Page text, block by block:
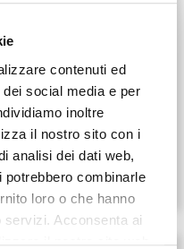
contenuti ed
social media e per
inoltre
il nostro sito con i
analisi dei dati web,
potrebbero combinarle
loro o che hanno
Acconsenta ai
€ 16,50
Dettagli